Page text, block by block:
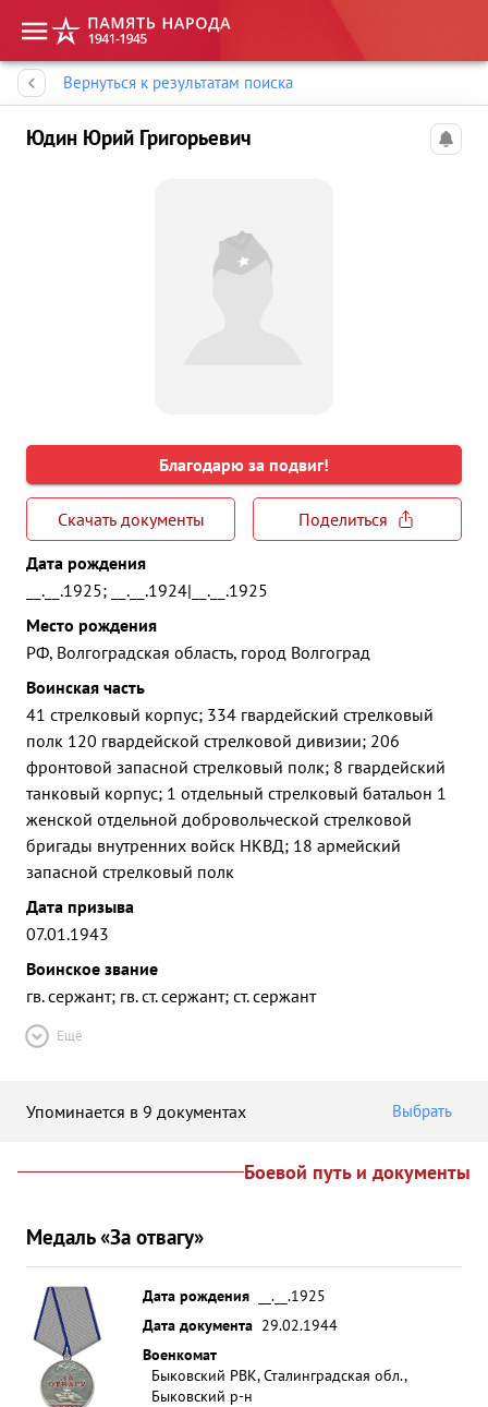
Вернуться к результатам поиска
Юдин Юрий Григорьевич
Благодарю за подвиг!
Скачать документы
Поделиться
Дата рождения
__.__.1925; __.__.1924|__.__.1925
Место рождения
РФ, Волгоградская область, город Волгоград
Воинская часть
41 стрелковый корпус; 334 гвардейский стрелковый
полк 120 гвардейской стрелковой дивизии; 206
фронтовой запасной стрелковый полк; 8 гвардейский
танковый корпус; 1 отдельный стрелковый батальон 1
женской отдельной добровольческой стрелковой
бригады внутренних войск НКВД; 18 армейский
запасной стрелковый полк
Дата призыва
07.01.1943
Воинское звание
гв. сержант; гв. ст. сержант; ст. сержант
Ещё
Упоминается в 9 документах Выбрать
Боевой путь и документы
Медаль «За отвагу»
Дата рождения
__.__.1925
Дата документа 29.02.1944
Военкомат
Быковский РВК, Сталинградская обл.,
Быковский р-н
Память народа